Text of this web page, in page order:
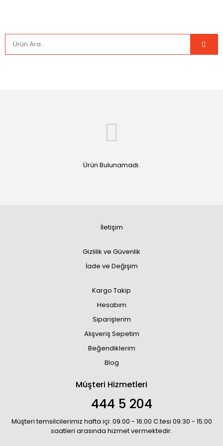
Ürün Bulunamadı.
İletişim
Gizlilik ve Güvenlik
İade ve Değişim
Kargo Takip
Hesabım
Siparişlerim
Alışveriş Sepetim
Beğendiklerim
Blog
Müşteri Hizmetleri
444 5 204
Müşteri temsilcilerimiz hafta içi: 09:00 - 16:00 C.tesi 09:30 - 15:00
saatleri arasında hizmet vermektedir.